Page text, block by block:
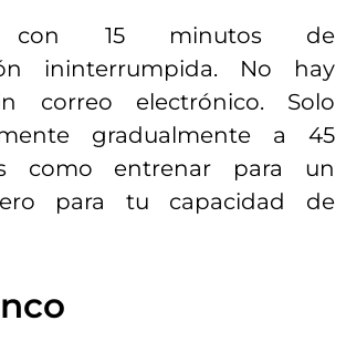
con 15 minutos de
ininterrumpida. No hay
correo electrónico. Solo
gradualmente a 45
como entrenar para un
para tu capacidad de